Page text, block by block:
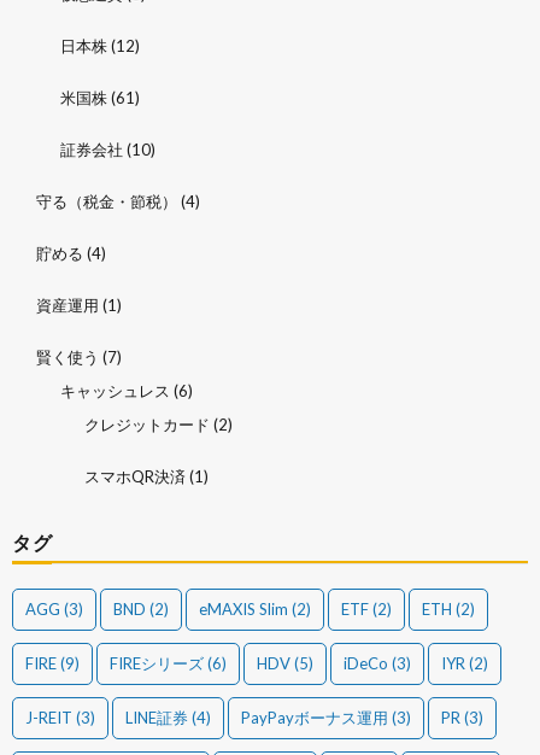
日本株(12)
米国株(61)
証券会社 (10)
守る（税金・節税） (4)
貯める (4)
資産運用 (1)
賢く使う (7)
キャッシュレス (6)
クレジットカード (2)
スマホQR決済 (1)
タグ
AGG (3) BND (2) eMAXIS Slim (2) ETF(2) ETH (2)
FIRE(9) FIREシリーズ(6) HDV(5) iDeCo (3) IYR (2)
J-REIT (3) LINE証券(4) PayPayボーナス運用 (3) PR (3)